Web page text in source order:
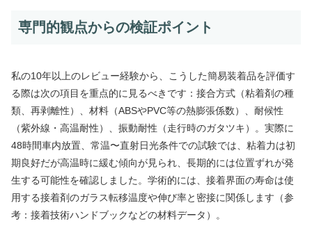
専門的観点からの検証ポイント
私の10年以上のレビュー経験から、こうした簡易装着品を評価す
る際は次の項目を重点的に見るべきです：接合方式（粘着剤の種
類、再剥離性）、材料（ABSやPVC等の熱膨張係数）、耐候性
（紫外線・高温耐性）、振動耐性（走行時のガタツキ）。実際に
48時間車内放置、常温〜直射日光条件での試験では、粘着力は初
期良好だが高温時に緩む傾向が見られ、長期的には位置ずれが発
生する可能性を確認しました。学術的には、接着界面の寿命は使
用する接着剤のガラス転移温度や伸び率と密接に関係します（参
考：接着技術ハンドブックなどの材料データ）。